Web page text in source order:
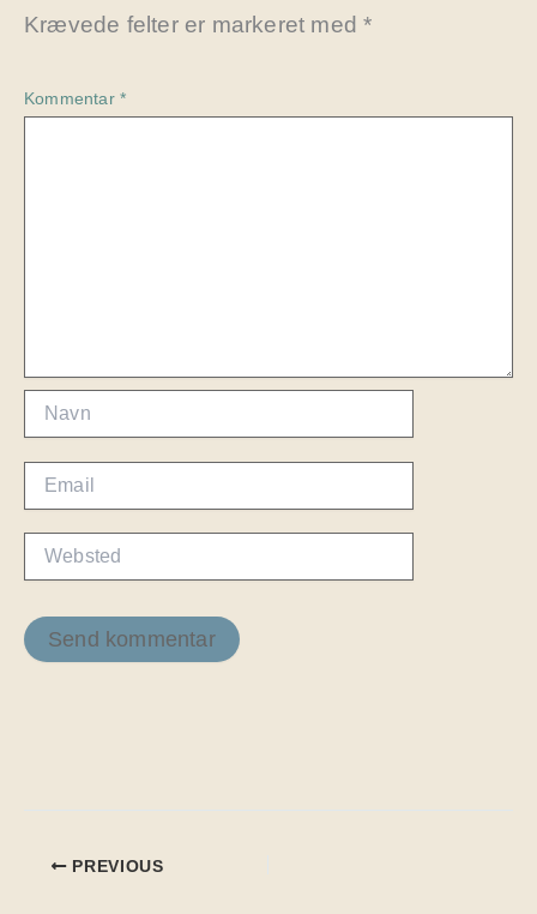
Krævede felter er markeret med*
Kommentar *
Navn
Websted
PREVIOUS